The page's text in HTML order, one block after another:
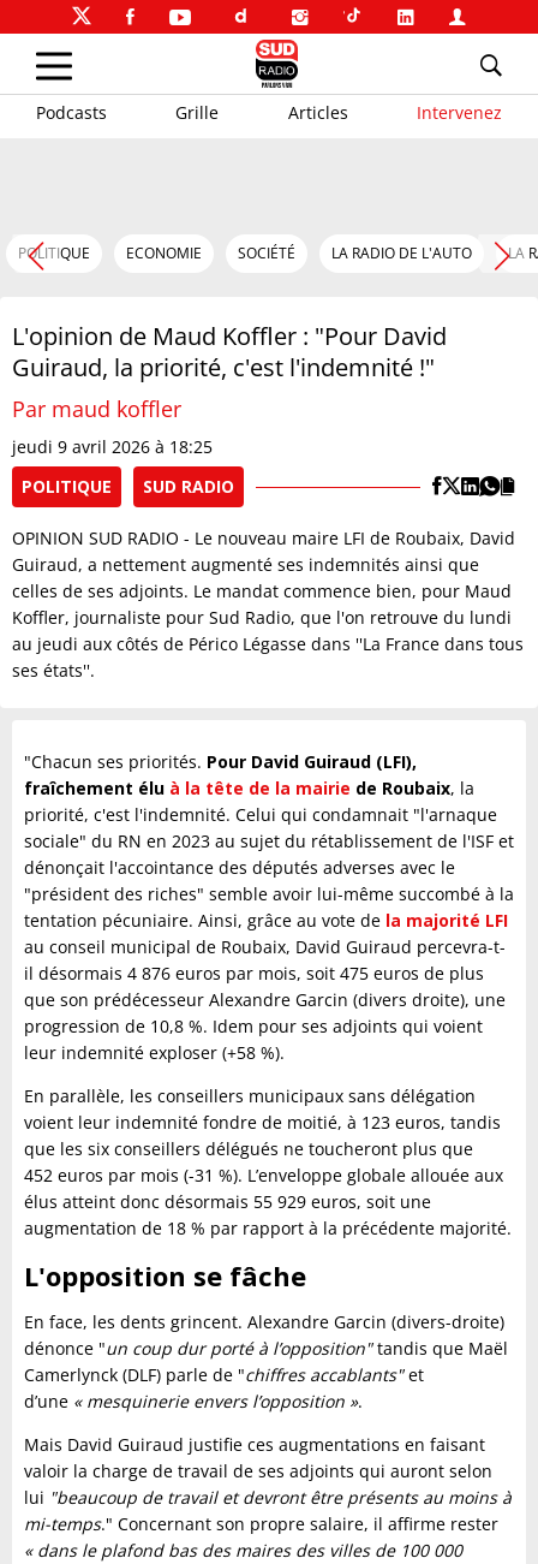
Podcasts Grille Articles Intervenez
POLITIQUE ECONOMIE SOCIÉTÉ LA RADIO DE L'AUTO LA
L'opinion de Maud Koffler : "Pour David
Guiraud, la priorité, c'est l'indemnité !"
Par maud koffler
jeudi 9 avril 2026 à 18:25
POLITIQUE
SUD RADIO
OPINION SUD RADIO - Le nouveau maire LFI de Roubaix, David
Guiraud, a nettement augmenté ses indemnités ainsi que
celles de ses adjoints. Le mandat commence bien, pour Maud
Koffler, journaliste pour Sud Radio, que l'on retrouve du lundi
au jeudi aux côtés de Périco Légasse dans ''La France dans tous
ses états''.
"Chacun ses priorités. Pour David Guiraud (LFI),
fraîchement élu à la tête de la mairie de Roubaix, la
priorité, c'est l'indemnité. Celui qui condamnait "l'arnaque
sociale" du RN en 2023 au sujet du rétablissement de l'ISF et
dénonçait l'accointance des députés adverses avec le
"président des riches" semble avoir lui-même succombé à la
tentation pécuniaire. Ainsi, grâce au vote de la majorité LFI
au conseil municipal de Roubaix, David Guiraud percevra-t-
il désormais 4 876 euros par mois, soit 475 euros de plus
que son prédécesseur Alexandre Garcin (divers droite), une
progression de 10,8 %. Idem pour ses adjoints qui voient
leur indemnité exploser (+58 %).
En parallèle, les conseillers municipaux sans délégation
voient leur indemnité fondre de moitié, à 123 euros, tandis
que les six conseillers délégués ne toucheront plus que
452 euros par mois (-31 %). L’enveloppe globale allouée aux
élus atteint donc désormais 55 929 euros, soit une
augmentation de 18 % par rapport à la précédente majorité.
L'opposition se fâche
En face, les dents grincent. Alexandre Garcin (divers-droite)
dénonce "un coup dur porté à l’opposition"tandis que Maël
Camerlynck (DLF) parle de "chiffres accablants"et
d’une « mesquinerie envers l’opposition ».
Mais David Guiraud justifie ces augmentations en faisant
valoir la charge de travail de ses adjoints qui auront selon
lui "beaucoup de travail et devront être présents au moins à
mi-temps." Concernant son propre salaire, il affirme rester
« dans le plafond bas des maires des villes de 100 000